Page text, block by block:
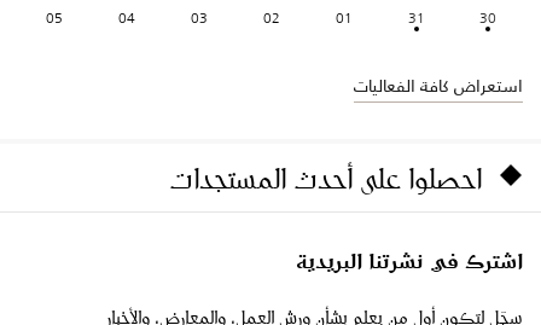
30
31
01
02
03
04
05
استعراض كافة الفعاليات
احصلوا على أحدث المستجدات
اشترك في نشرتنا البريدية
سجّل لتكون أول من يعلم بشأن ورش العمل، والمعارض، والأخبار